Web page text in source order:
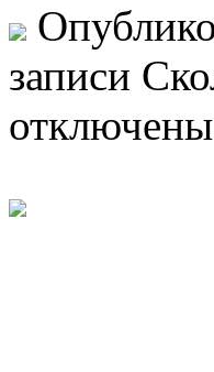
записи
отключены